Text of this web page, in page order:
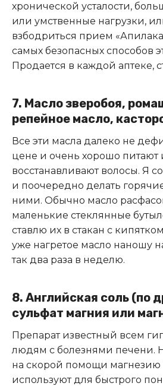
хронической усталости,
или умственные нагрузки,
взбодриться прием
самых безопасных способов
Продается в каждой аптеке,
7. Масло зверобоя,
репейное масло,
Все эти масла далеко не
цене и очень хорошо питают
восстанавливают волосы. Я
и поочередно делать
ними. Обычно масло
маленькие стеклянные
ставлю их в стакан с
уже нагретое масло наношу
так два раза в неделю.
8. Английская соль (по
сульфат магния или
Препарат известный всем
людям с болезнями печени.
на скорой помощи магнезию
используют для быстрого